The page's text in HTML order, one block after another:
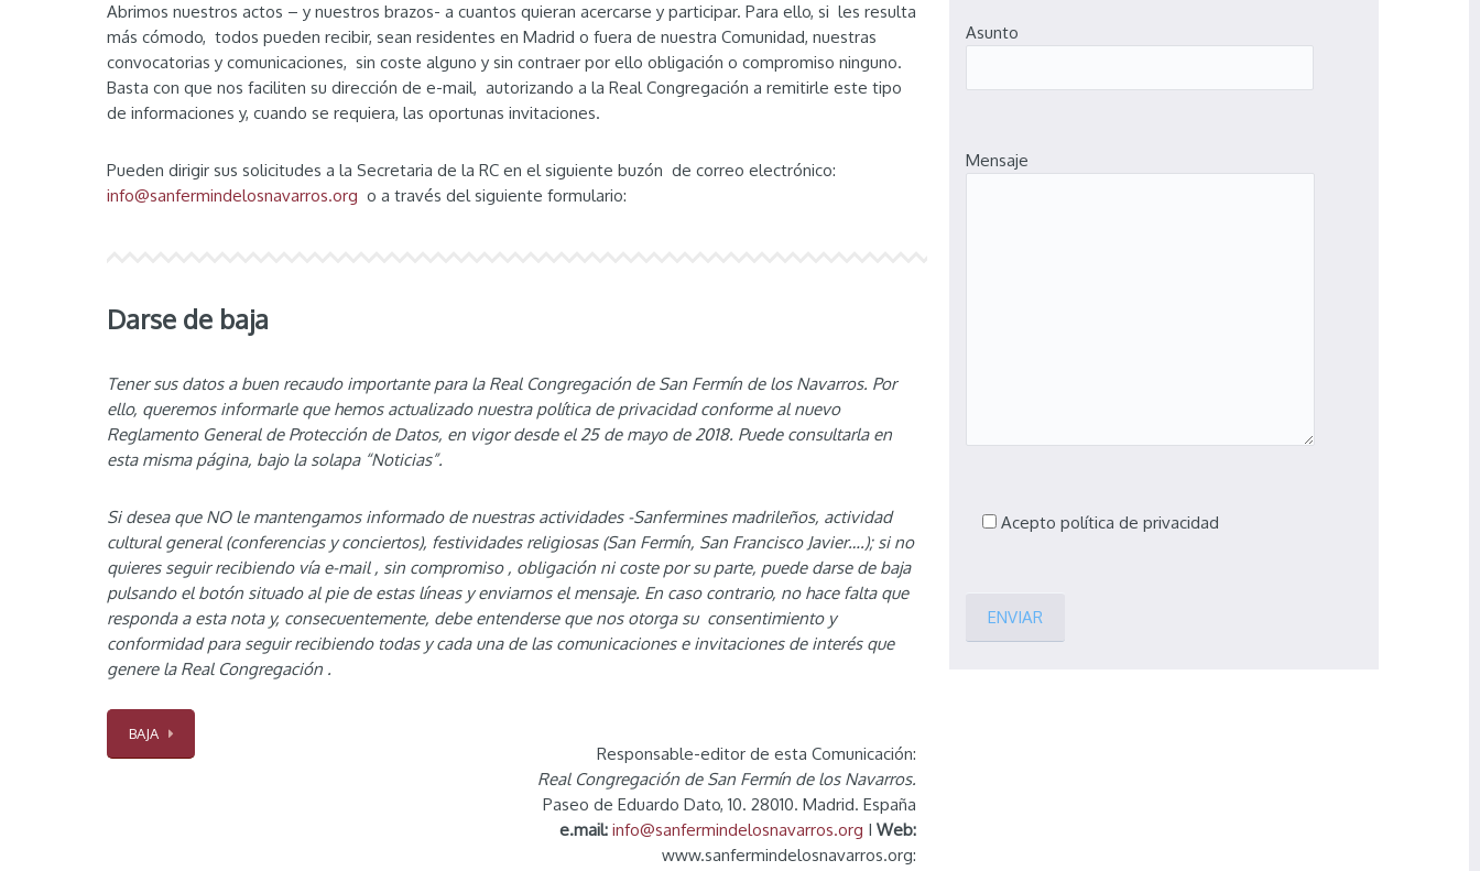
Abrimos nuestros actos – y nuestros brazos- a cuantos quieran acercarse y participar. Para ello, si les resulta
más cómodo, todos pueden recibir, sean residentes en Madrid o fuera de nuestra Comunidad, nuestras
convocatorias y comunicaciones, sin coste alguno y sin contraer por ello obligación o compromiso ninguno.
Basta con que nos faciliten su dirección de e-mail, autorizando a la Real Congregación a remitirle este tipo
de informaciones y, cuando se requiera, las oportunas invitaciones.
Pueden dirigir sus solicitudes a la Secretaria de la RC en el siguiente buzón de correo electrónico:
info@sanfermindelosnavarros.org o a través del siguiente formulario:
Darse de baja
Tener sus datos a buen recaudo importante para la Real Congregación de San Fermín de los Navarros. Por
ello, queremos informarle que hemos actualizado nuestra política de privacidad conforme al nuevo
Reglamento General de Protección de Datos, en vigor desde el 25 de mayo de 2018. Puede consultarla en
esta misma página, bajo la solapa “Noticias”.
Si desea que NO le mantengamos informado de nuestras actividades -Sanfermines madrileños, actividad
cultural general (conferencias y conciertos), festividades religiosas (San Fermín, San Francisco Javier….); si no
quieres seguir recibiendo vía e-mail , sin compromiso , obligación ni coste por su parte, puede darse de baja
pulsando el botón situado al pie de estas líneas y enviarnos el mensaje. En caso contrario, no hace falta que
responda a esta nota y, consecuentemente, debe entenderse que nos otorga su consentimiento y
conformidad para seguir recibiendo todas y cada una de las comunicaciones e invitaciones de interés que
genere la Real Congregación .
BAJA
Responsable-editor de esta Comunicación:
Real Congregación de San Fermín de los Navarros.
Paseo de Eduardo Dato, 10. 28010. Madrid. España
e.mail: info@sanfermindelosnavarros.org I Web:
www.sanfermindelosnavarros.org:
Asunto
Mensaje
Acepto política de privacidad